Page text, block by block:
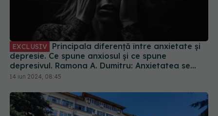
EXCLUSIV
depresie. Ce spune anxiosul și ce spune
depresivul. Ramona A. Dumitru: Anxietatea se
referă la frici, depresia la tristețe
14 iun 2024, 08:45